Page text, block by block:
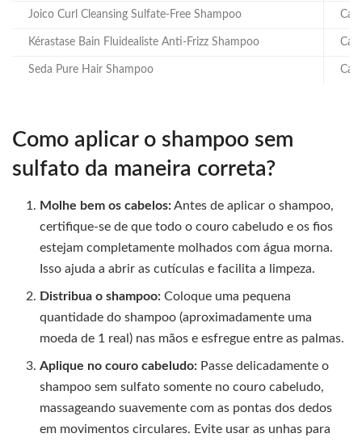
Joico Curl Cleansing Sulfate-Free Shampoo
Kérastase Bain Fluidealiste Anti-Frizz Shampoo
Seda Pure Hair Shampoo
Como aplicar o shampoo sem
sulfato da maneira correta?
Molhe bem os cabelos:Antes de aplicar o shampoo,
certifique-se de que todo o couro cabeludo e os fios
estejam completamente molhados com água morna.
Isso ajuda a abrir as cutículas e facilita a limpeza.
Distribua o shampoo: Coloque uma pequena
quantidade do shampoo (aproximadamente uma
moeda de 1 real) nas mãos e esfregue entre as palmas.
Aplique no couro cabeludo: Passe delicadamente o
shampoo sem sulfato somente no couro cabeludo,
massageando suavemente com as pontas dos dedos
em movimentos circulares. Evite usar as unhas para